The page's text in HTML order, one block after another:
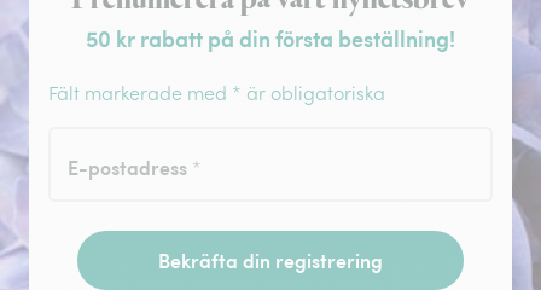
50 kr rabatt på din första beställning!
Fält markerade med * är obligatoriska
E-postadress *
Bekräfta din registrering